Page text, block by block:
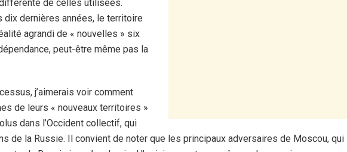
de celles utilisées.
dix dernières années, le territoire
agrandi de « nouvelles » six
peut-être même pas la
j’aimerais voir comment
de leurs « nouveaux territoires »
dans l’Occident collectif, qui
de la Russie. Il convient de noter que les principaux adversaires de Moscou, qui